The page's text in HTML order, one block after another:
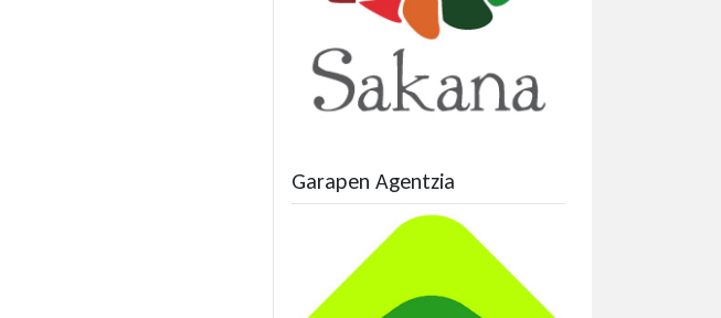
Garapen Agentzia